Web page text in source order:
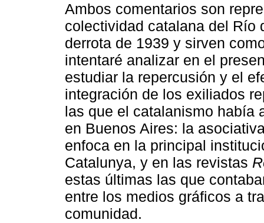
Ambos comentarios son
colectividad catalana del Río
derrota de 1939 y sirven
intentaré analizar en el
estudiar la repercusión y el
integración de los exiliados
las que el catalanismo había
en Buenos Aires: la
enfoca en la principal
Catalunya, y en las revistas
estas últimas las que
entre los medios gráficos a
comunidad.